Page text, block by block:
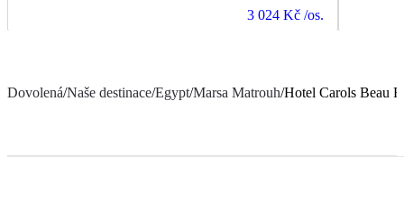
3 024 Kč /os.
Dovolená/Naše destinace/Egypt/Marsa Matrouh/Hotel Carols Beau